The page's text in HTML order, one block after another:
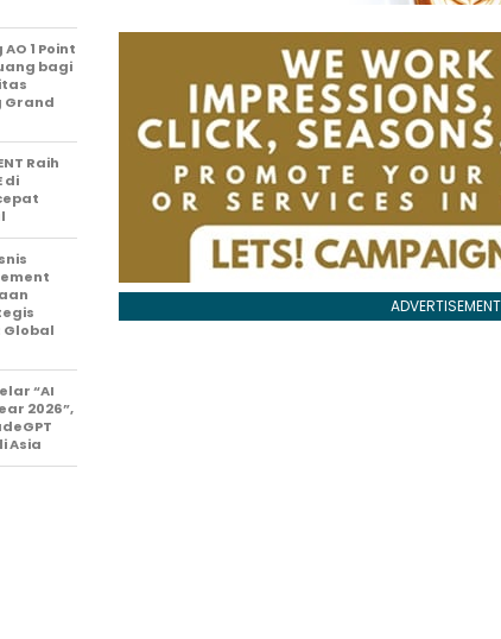
ADVERTISEMENT
1 Point
bagi
Grand
Raih
di
Global
“AI
2026”,
Asia